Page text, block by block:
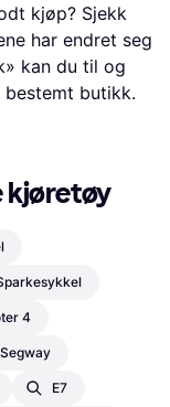
kjøp? Sjekk
har endret seg
kan du til og
butikk.
kjøretøy
4
E7